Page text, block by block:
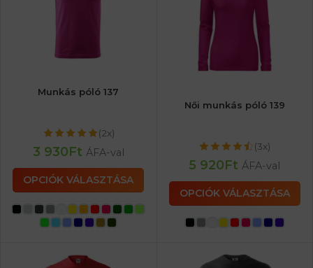
Munkás póló 137
(2x)
3 930Ft ÁFA-val
OPCIÓK VÁLASZTÁSA
Női munkás póló 139
(3x)
5 920Ft ÁFA-val
OPCIÓK VÁLASZTÁSA